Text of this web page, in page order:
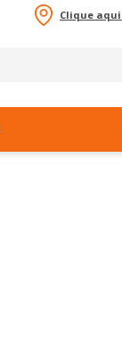
Clique aqui